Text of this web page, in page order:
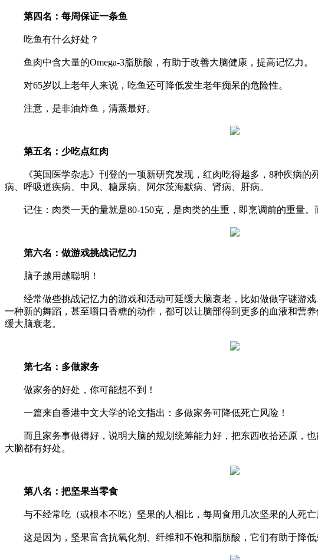
第四名：每周保证一条鱼
吃鱼有什么好处？
鱼肉中含大量的Omega-3脂肪酸，有助于改善大脑健康，提高记忆力。
对65岁以上老年人来说，吃鱼还可降低发生老年痴呆的危险性。
注意，是非油炸鱼，清蒸最好。
第五名：少吃点红肉
《英国医学杂志》刊登的一项新研究发现，红肉吃得越多，8种疾病的
病、呼吸道疾病、中风、糖尿病、阿尔茨海默病、肾病、肝病。
记住：肉类一天的量就是80-150克，是肉类的生重，即烹调前的重量。
第六名：做游戏挑战记忆力
脑子越用越聪明！
经常做些挑战记忆力的游戏和活动可延缓大脑衰老，比如做做字谜游戏
一种新的舞蹈，甚至嚼口香糖的动作，都可以让脑部得到更多的血液和营
缓大脑衰老。
第七名：多做家务
做家务的好处，你可能想不到！
一篇来自香港中文大学的论文指出：多做家务可降低死亡风险！
而且家务事做得好，说明大脑的规划统筹能力好，把东西收拾还原，也
大脑都有好处。
第八名：把坚果当零食
与不经常吃（或根本不吃）坚果的人相比，每周食用几次坚果的人死亡
这是因为，坚果富含抗氧化剂、纤维和不饱和脂肪酸，它们有助于降低